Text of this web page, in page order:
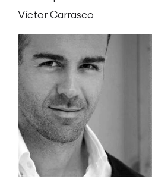
Víctor Carrasco